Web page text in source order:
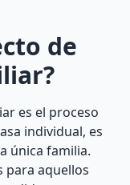
de
es el proceso
individual, es
única familia.
para aquellos